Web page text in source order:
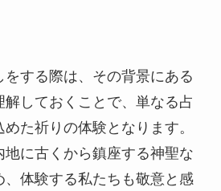
する際は、その背景にある
しておくことで、単なる占
た祈りの体験となります。
地に古くから鎮座する神聖な
、体験する私たちも敬意と感